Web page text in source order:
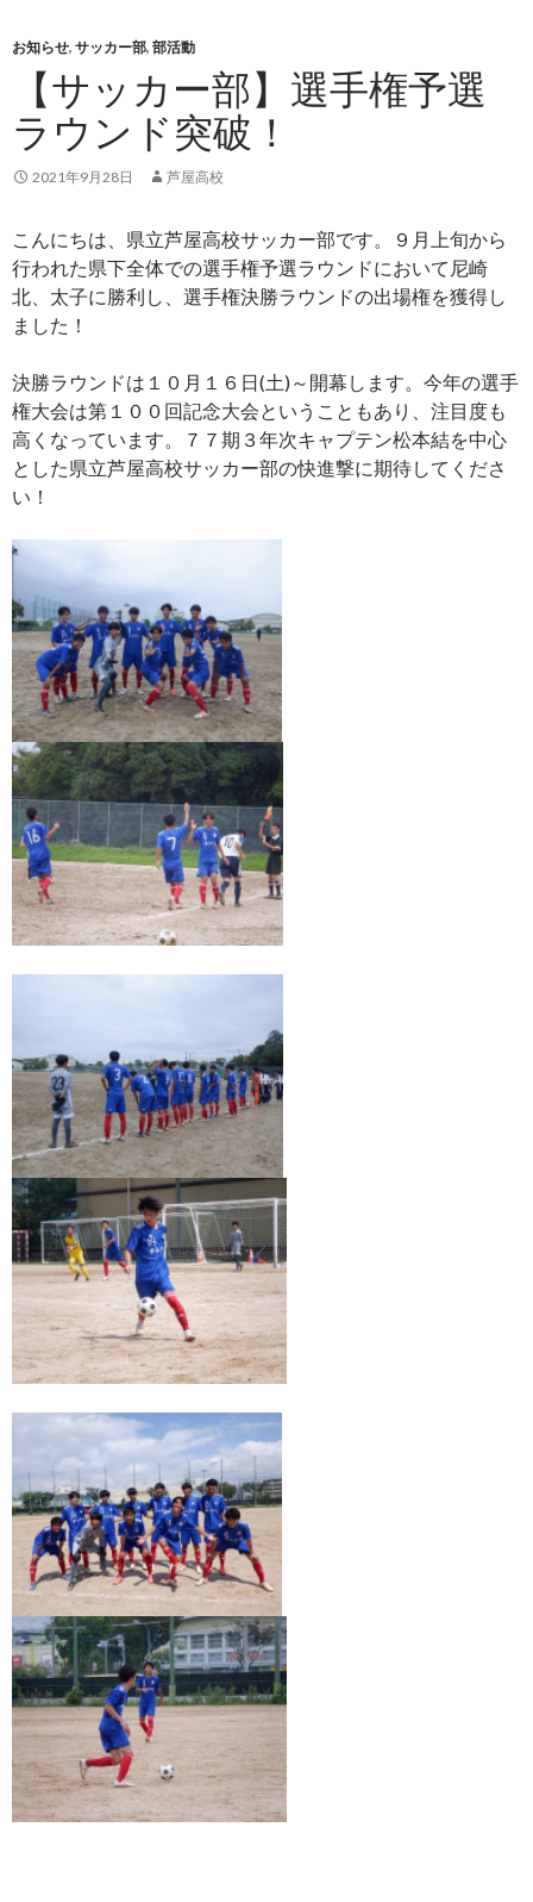
お知らせ, サッカー部, 部活動
【サッカー部】選手権予選
ラウンド突破！
2021年9月28日 芦屋高校
こんにちは、県立芦屋高校サッカー部です。９月上旬から
行われた県下全体での選手権予選ラウンドにおいて尼崎
北、太子に勝利し、選手権決勝ラウンドの出場権を獲得し
ました！
決勝ラウンドは１０月１６日(土)～開幕します。今年の選手
権大会は第１００回記念大会ということもあり、注目度も
高くなっています。７７期３年次キャプテン松本結を中心
とした県立芦屋高校サッカー部の快進撃に期待してくださ
い！